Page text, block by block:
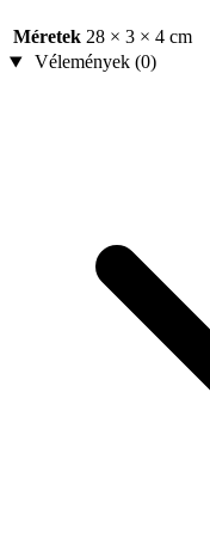
Méretek 28 × 3 × 4 cm
Vélemények (0)